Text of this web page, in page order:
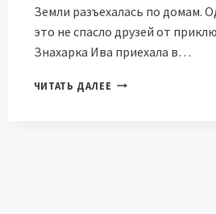
Земли разъехалась по домам.
это не спасло друзей от
Знахарка Ива приехала в…
ЧИТАТЬ ДАЛЕЕ ПОСОБИЕ